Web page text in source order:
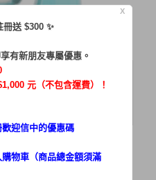
專用攪拌機 MG-
X
送 $300 ✨
有新朋友專屬優惠。
元（不包含運費）！
迎信中的優惠碼
物車（商品總金額須滿